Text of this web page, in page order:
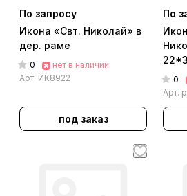
По запросу
Икона «Свт. Николай» в
дер. раме
0
нет в наличии
Арт. ИК8922
под заказ
По
0
Арт.